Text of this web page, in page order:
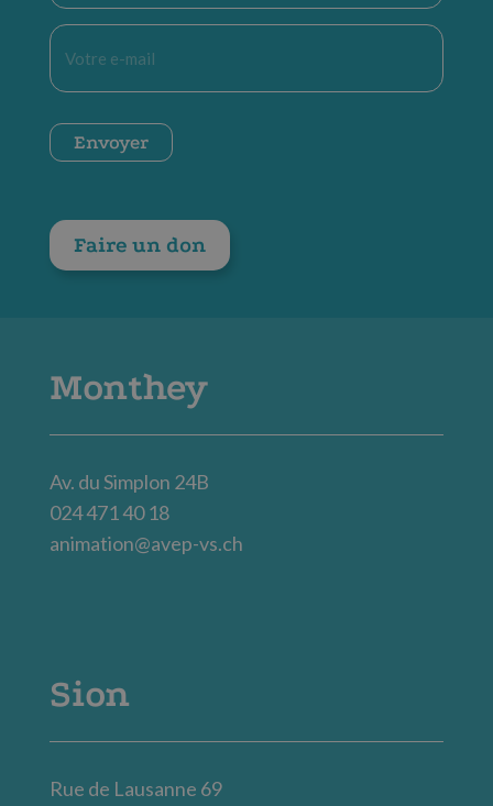
E-
mail
CAPTCHA
Envoyer
Faire un don
Monthey
Av. du Simplon 24B
024 471 40 18
animation@avep-vs.ch
Sion
Rue de Lausanne 69